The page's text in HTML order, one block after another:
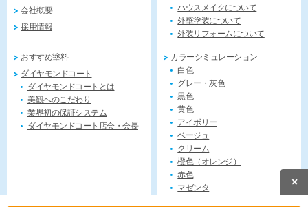
×
会社概要
採用情報
ハウスメイクについて
外壁塗装について
外装リフォームについて
おすすめ塗料
ダイヤモンドコート
ダイヤモンドコートとは
美観へのこだわり
業界初の保証システム
ダイヤモンドコート店会・会長
カラーシミュレーション
白色
グレー・灰色
黒色
黄色
アイボリー
ベージュ
クリーム
橙色（オレンジ）
赤色
マゼンタ